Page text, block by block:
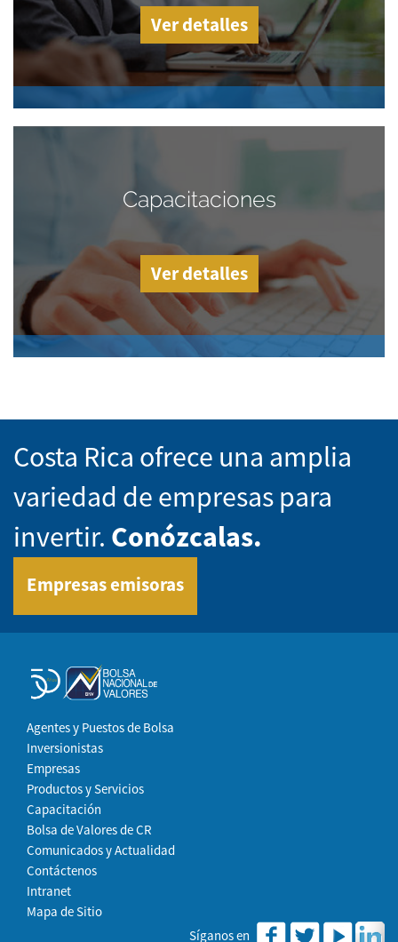
Ver detalles
Capacitaciones
Ver detalles
Costa Rica ofrece una amplia
variedad de empresas para
invertir. Conózcalas.
Empresas emisoras
Agentes y Puestos de Bolsa
Inversionistas
Empresas
Productos y Servicios
Capacitación
Bolsa de Valores de CR
Comunicados y Actualidad
Contáctenos
Intranet
Mapa de Sitio
Síganos en